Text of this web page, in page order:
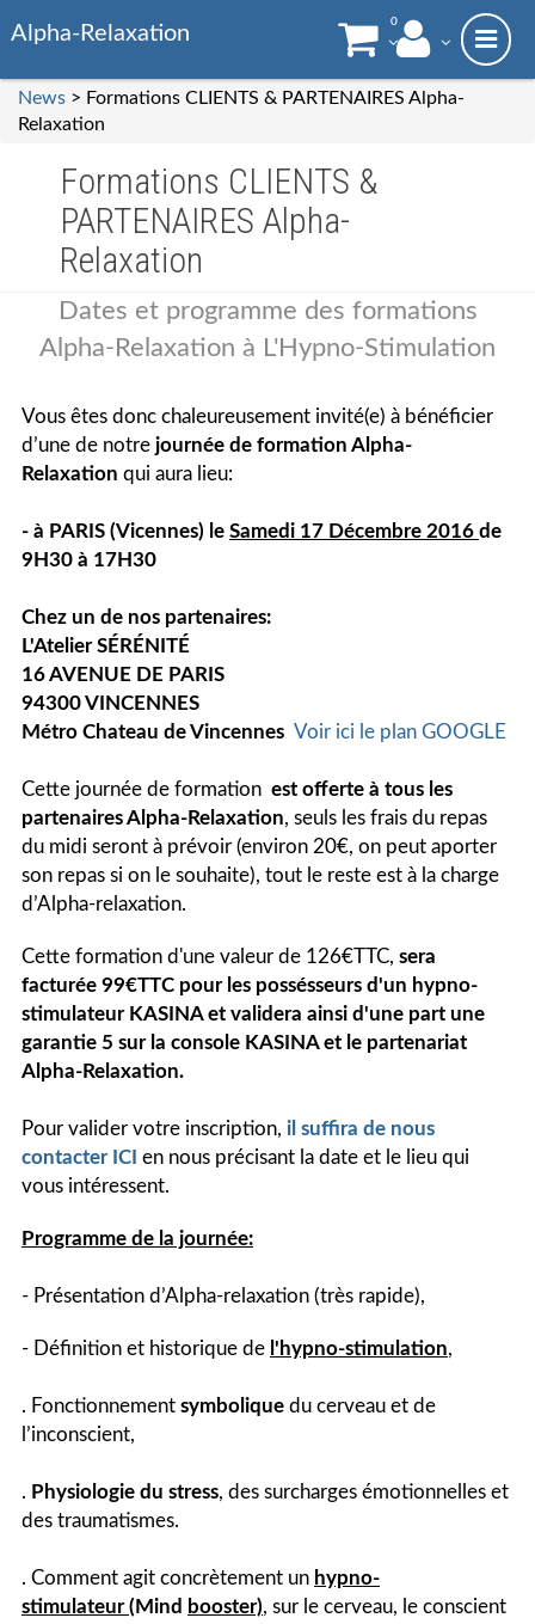
Alpha-Relaxation 0
News > Formations CLIENTS & PARTENAIRES Alpha-
Relaxation
Formations CLIENTS &
PARTENAIRES Alpha-
Relaxation
Dates et programme des formations
Alpha-Relaxation à L'Hypno-Stimulation
Vous êtes donc chaleureusement invité(e) à bénéficier
d’une de notre journée de formation Alpha-
Relaxation qui aura lieu:
- à PARIS (Vicennes) le Samedi 17 Décembre 2016 de
9H30 à 17H30
Chez un de nos partenaires:
L'Atelier SÉRÉNITÉ
16 AVENUE DE PARIS
94300 VINCENNES
Métro Chateau de Vincennes Voir ici le plan GOOGLE
Cette journée de formation est offerte à tous les
partenaires Alpha-Relaxation, seuls les frais du repas
du midi seront à prévoir (environ 20€, on peut aporter
son repas si on le souhaite), tout le reste est à la charge
d’Alpha-relaxation.
Cette formation d'une valeur de 126€TTC, sera
facturée 99€TTC pour les possésseurs d'un hypno-
stimulateur KASINA et validera ainsi d'une part une
garantie 5 sur la console KASINA et le partenariat
Alpha-Relaxation.
Pour valider votre inscription, il suffira de nous
contacter ICI en nous précisant la date et le lieu qui
vous intéressent.
Programme de la journée:
- Présentation d’Alpha-relaxation (très rapide),
- Définition et historique de l'hypno-stimulation,
. Fonctionnement symbolique du cerveau et de
l’inconscient,
. Physiologie du stress, des surcharges émotionnelles et
des traumatismes.
. Comment agit concrètement un hypno-
stimulateur (Mind booster), sur le cerveau, le conscient